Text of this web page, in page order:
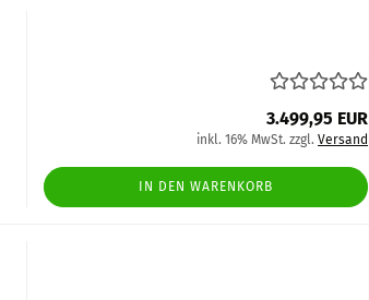
3.499,95 EUR
inkl. 16% MwSt. zzgl. Versand
IN DEN WARENKORB